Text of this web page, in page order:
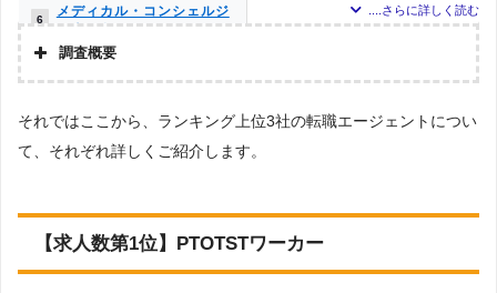
6
メディカル・コンシェルジ
ュネット
5
7 ミラクス介護
9 メドフィット
ブ）
11
お仕事委員会 Produced by
調査概要
株式会社アドバンスフロー
調査対象とした転職エージェントについて
それではここから、ランキング上位3社の転職エージェントについ
て、それぞれ詳しくご紹介します。
【求人数第1位】PTOTSTワーカー